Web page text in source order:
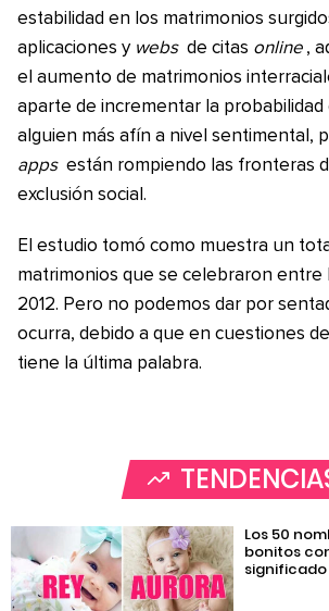
estabilidad en los matrimonios
aplicaciones y webs de citas online ,
el aumento de matrimonios
aparte de incrementar la probabilidad
alguien más afín a nivel sentimental,
apps están rompiendo las fronteras
exclusión social.
El estudio tomó como muestra un
matrimonios que se celebraron entre
2012. Pero no podemos dar por
ocurra, debido a que en cuestiones
tiene la última palabra.
Los 50
bonitos
significado